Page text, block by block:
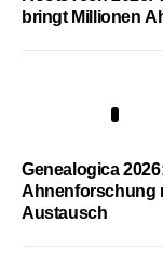
bringt Millionen
Genealogica
Ahnenforschung
Austausch